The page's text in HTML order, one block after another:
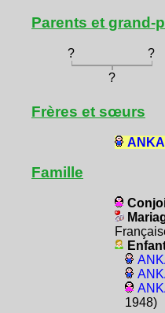
Parents et grand-
? ?
?
Frères et sœurs
Famille
1948)